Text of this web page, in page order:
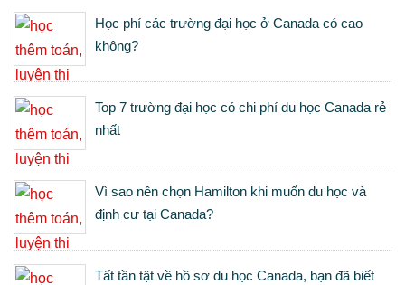
Học phí các trường đại học ở Canada có cao
không?
Top 7 trường đại học có chi phí du học Canada rẻ
nhất
Vì sao nên chọn Hamilton khi muốn du học và
định cư tại Canada?
Tất tần tật về hồ sơ du học Canada, bạn đã biết